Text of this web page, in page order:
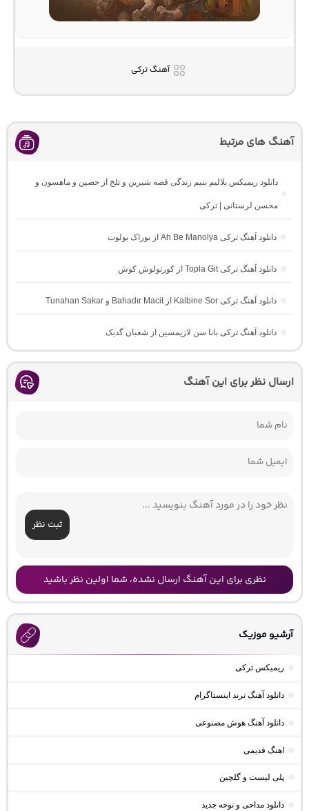
آهنگ ترکی
آهنگ های مرتبط
دانلود ریمیکس بلالیم بنیم زندگی قصه شیرین و تلخ از حصین و ماهسون و
محسن لرستانی | ترکی
دانلود آهنگ ترکی Ah Be Manolya از بوراک بولوت
دانلود آهنگ ترکی Topla Git از کورتولوش کوش
دانلود آهنگ ترکی Kalbine Sor از Bahadır Macit و Tunahan Sakar
دانلود آهنگ ترکی بانا سن لازیمسین از شعبان گدیک
ارسال نظر برای این آهنگ
ثبت نظر
نظری برای این آهنگ ارسال نشده، شما اولین نظر باشید
آرشیو موزیک
ریمیکس ترکی
دانلود آهنگ ترند اینستاگرام
دانلود آهنگ هوش مصنوعی
اهنگ قدیمی
پلی لیست و گلچین
دانلود مداحی و نوحه جدید